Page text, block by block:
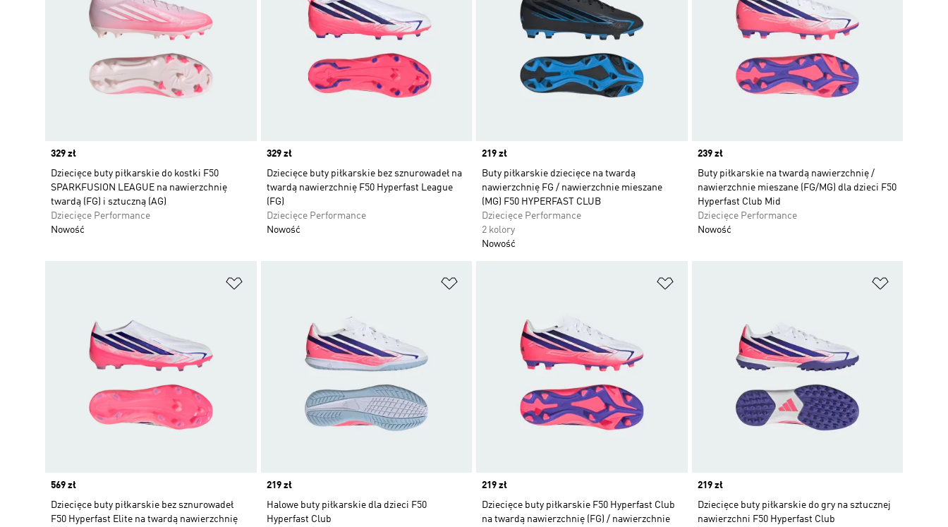
Price
329 zł
Dziecięce buty piłkarskie do kostki F50
SPARKFUSION LEAGUE na nawierzchnię
twardą (FG) i sztuczną (AG)
Dziecięce Performance
Nowość
Price
329 zł
Dziecięce buty piłkarskie bez sznurowadeł na
twardą nawierzchnię F50 Hyperfast League
(FG)
Dziecięce Performance
Nowość
Price
219 zł
Buty piłkarskie dziecięce na twardą
nawierzchnię FG / nawierzchnie mieszane
(MG) F50 HYPERFAST CLUB
Dziecięce Performance
2 kolory
Nowość
Price
239 zł
Buty piłkarskie na twardą nawierzchnię /
nawierzchnie mieszane (FG/MG) dla dzieci F50
Hyperfast Club Mid
Dziecięce Performance
Nowość
Price
569 zł
Dziecięce buty piłkarskie bez sznurowadeł
F50 Hyperfast Elite na twardą nawierzchnię
Price
219 zł
Halowe buty piłkarskie dla dzieci F50
Hyperfast Club
Price
219 zł
Dziecięce buty piłkarskie F50 Hyperfast Club
na twardą nawierzchnię (FG) / nawierzchnie
Price
219 zł
Dziecięce buty piłkarskie do gry na sztucznej
nawierzchni F50 Hyperfast Club